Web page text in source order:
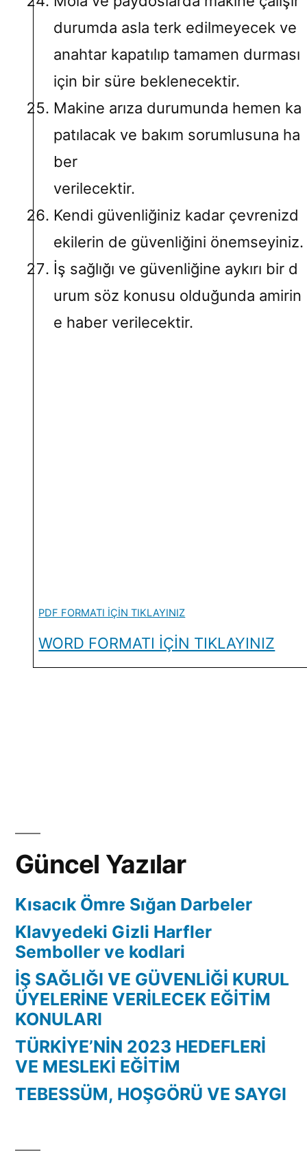
durumda asla terk edilmeyecek ve
anahtar kapatılıp tamamen durması
için bir süre beklenecektir.
Makine arıza durumunda hemen ka
patılacak ve bakım sorumlusuna ha
ber
verilecektir.
Kendi güvenliğiniz kadar çevrenizd
ekilerin de güvenliğini önemseyiniz.
İş sağlığı ve güvenliğine aykırı bir d
urum söz konusu olduğunda amirin
e haber verilecektir.
PDF FORMATI İÇİN TIKLAYINIZ
WORD FORMATI İÇİN TIKLAYINIZ
Güncel Yazılar
Kısacık Ömre Sığan Darbeler
Klavyedeki Gizli Harfler
Semboller ve kodlari
İŞ SAĞLIĞI VE GÜVENLİĞİ KURUL
ÜYELERİNE VERİLECEK EĞİTİM
KONULARI
TÜRKİYE’NİN 2023 HEDEFLERİ
VE MESLEKİ EĞİTİM
TEBESSÜM, HOŞGÖRÜ VE SAYGI